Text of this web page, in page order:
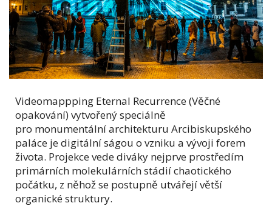
Videomappping Eternal Recurrence (Věčné
opakování) vytvořený speciálně
pro monumentální architekturu Arcibiskupského
paláce je digitální ságou o vzniku a vývoji forem
života. Projekce vede diváky nejprve prostředím
primárních molekulárních stádií chaotického
počátku, z něhož se postupně utvářejí větší
organické struktury.